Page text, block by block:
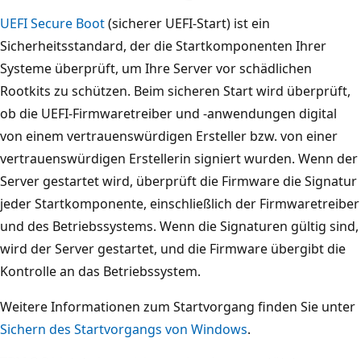
UEFI Secure Boot(sicherer UEFI-Start) ist ein
Sicherheitsstandard, der die Startkomponenten Ihrer
Systeme überprüft, um Ihre Server vor schädlichen
Rootkits zu schützen. Beim sicheren Start wird überprüft,
ob die UEFI-Firmwaretreiber und -anwendungen digital
von einem vertrauenswürdigen Ersteller bzw. von einer
vertrauenswürdigen Erstellerin signiert wurden. Wenn der
Server gestartet wird, überprüft die Firmware die Signatur
jeder Startkomponente, einschließlich der Firmwaretreiber
und des Betriebssystems. Wenn die Signaturen gültig sind,
wird der Server gestartet, und die Firmware übergibt die
Kontrolle an das Betriebssystem.
Weitere Informationen zum Startvorgang finden Sie unter
Sichern des Startvorgangs von Windows.